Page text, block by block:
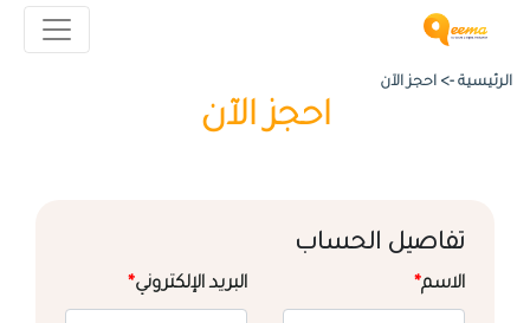
الرئيسية -> احجز الآن
احجز الآن
تفاصيل الحساب
الاسم* البريد الإلكتروني*